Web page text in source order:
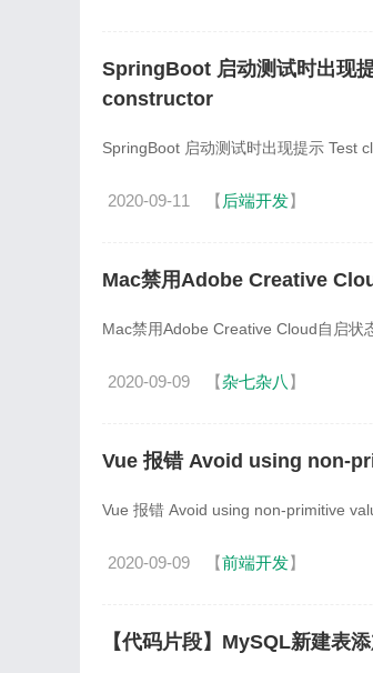
SpringBoot 启动测试时出现
constructor
SpringBoot 启动测试时出现提示 Test
2020-09-11 【 后端开发】
Mac禁用Adobe Creative
Mac禁用Adobe Creative Cloud自启状
2020-09-09 【杂七杂八 】
Vue 报错 Avoid using non-
Vue 报错 Avoid using non-primitive
2020-09-09 【前端开发】
【代码片段】MySQL新建表